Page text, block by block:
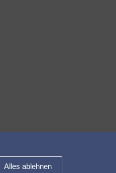
Kontakt
Alles ablehnen